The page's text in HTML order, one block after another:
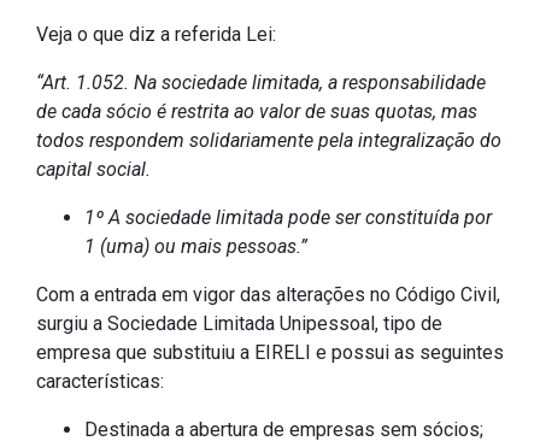
Veja o que diz a referida Lei:
“Art. 1.052. Na sociedade limitada, a responsabilidade
de cada sócio é restrita ao valor de suas quotas, mas
todos respondem solidariamente pela integralização do
capital social.
1º A sociedade limitada pode ser constituída por
1 (uma) ou mais pessoas.”
Com a entrada em vigor das alterações no Código Civil,
surgiu a Sociedade Limitada Unipessoal, tipo de
empresa que substituiu a EIRELI e possui as seguintes
características:
Destinada a abertura de empresas sem sócios;